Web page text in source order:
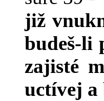
již
budeš-li
zajisté
uctívej